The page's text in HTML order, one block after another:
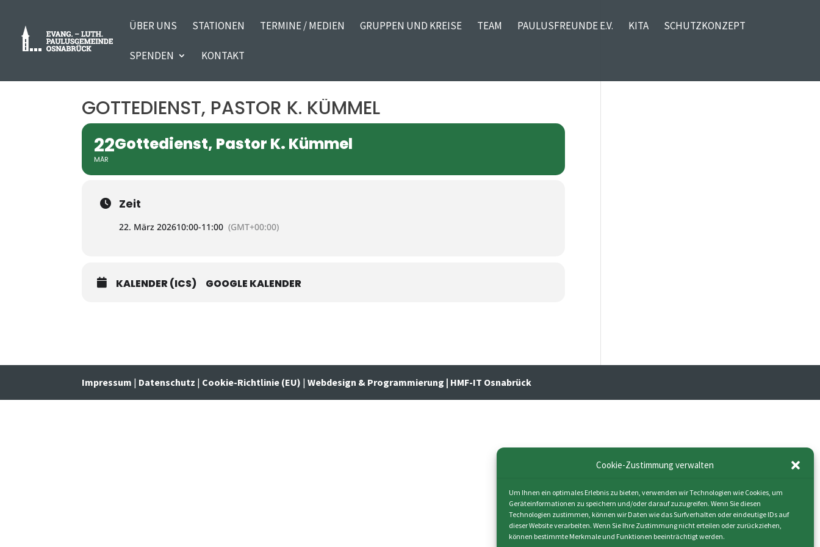
Cookie-Zustimmung verwalten
Um Ihnen ein optimales Erlebnis zu bieten, verwenden wir Technologien wie Cookies, um
Geräteinformationen zu speichern und/oder darauf zuzugreifen. Wenn Sie diesen
Technologien zustimmen, können wir Daten wie das Surfverhalten oder eindeutige IDs auf
dieser Website verarbeiten. Wenn Sie Ihre Zustimmung nicht erteilen oder zurückziehen,
können bestimmte Merkmale und Funktionen beeinträchtigt werden.
ÜBER UNS STATIONEN TERMINE / MEDIEN GRUPPEN UND KREISE TEAM PAULUSFREUNDE E.V. KITA SCHUTZKONZEPT
SPENDEN KONTAKT
GOTTEDIENST, PASTOR K. KÜMMEL
22
MÄR
Gottedienst, Pastor K. Kümmel
Zeit
22. März 202610:00-11:00 (GMT+00:00)
KALENDER (ICS) GOOGLE KALENDER
Impressum | Datenschutz | Cookie-Richtlinie (EU) |Webdesign & Programmierung | HMF-IT Osnabrück